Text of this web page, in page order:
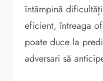
întâmpină
eficient, întreaga
poate duce la
adversari să